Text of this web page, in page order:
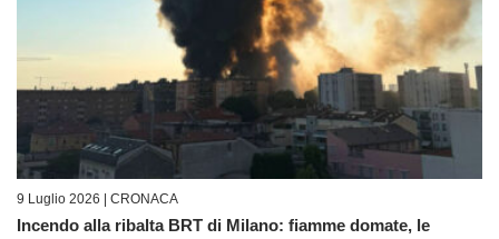
9 Luglio 2026 | CRONACA
Incendo alla ribalta BRT di Milano: fiamme domate, le